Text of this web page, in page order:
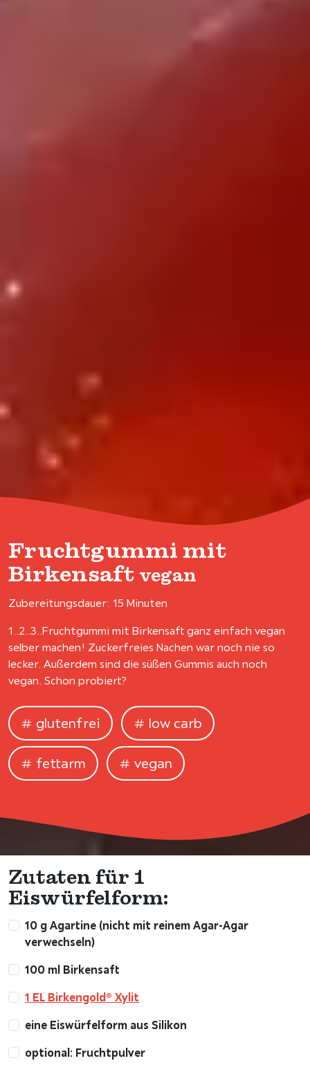
Fruchtgummi mit
Birkensaft vegan
Zubereitungsdauer: 15 Minuten
1..2..3..Fruchtgummi mit Birkensaft ganz einfach vegan
selber machen! Zuckerfreies Nachen war noch nie so
lecker. Außerdem sind die süßen Gummis auch noch
vegan. Schon probiert?
glutenfrei low carb
fettarm vegan
Zutaten für 1
Eiswürfelform:
10 g Agartine (nicht mit reinem Agar-Agar
verwechseln)
100 ml Birkensaft
1 EL Birkengold® Xylit
eine Eiswürfelform aus Silikon
optional: Fruchtpulver